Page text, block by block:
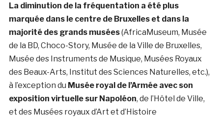
La diminution de la fréquentation a été plus
marquée dans le centre de Bruxelles et dans la
majorité des grands musées(AfricaMuseum, Musée
de la BD, Choco-Story, Musée de la Ville de Bruxelles,
Musée des Instruments de Musique, Musées Royaux
des Beaux-Arts, Institut des Sciences Naturelles, etc.),
à l’exception du Musée royal de l’Armée avec son
exposition virtuelle sur Napoléon, de l’Hôtel de Ville,
et des Musées royaux d’Art et d’Histoire